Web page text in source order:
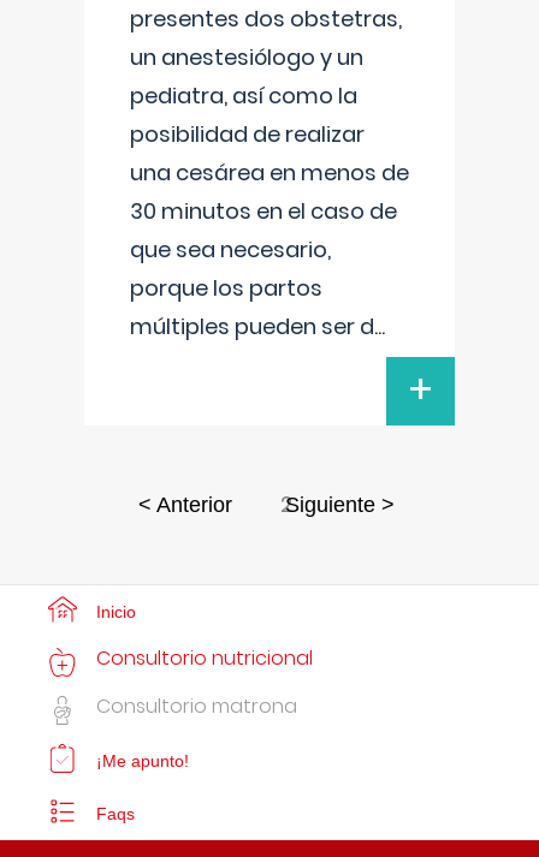
presentes dos obstetras,
un anestesiólogo y un
pediatra, así como la
posibilidad de realizar
una cesárea en menos de
30 minutos en el caso de
que sea necesario,
porque los partos
múltiples pueden ser d...
+
< Anterior 2Siguiente >
Inicio
Consultorio nutricional
Consultorio matrona
¡Me apunto!
Faqs